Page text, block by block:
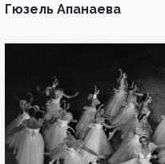
Гюзель Апанаева